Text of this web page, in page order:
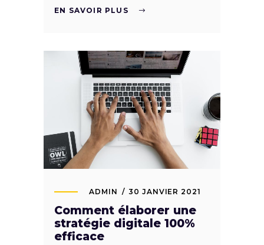
EN SAVOIR PLUS
ADMIN 30 JANVIER 2021
Comment élaborer une
stratégie digitale 100%
efficace